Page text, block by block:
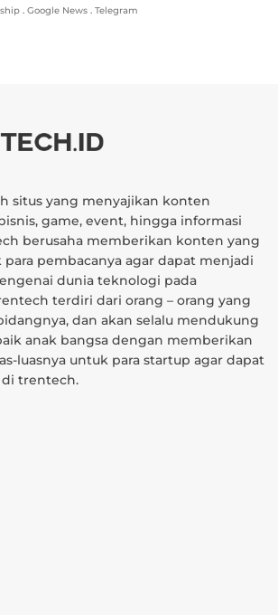
. Google News . Telegram
situs yang menyajikan konten
game, event, hingga informasi
berusaha memberikan konten yang
pembacanya agar dapat menjadi
dunia teknologi pada
terdiri dari orang – orang yang
dan akan selalu mendukung
anak bangsa dengan memberikan
luasnya untuk para startup agar dapat
di trentech.